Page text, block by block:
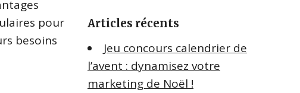
pour
besoins
r
h
e
r
Articles récents
Jeu concours calendrier de
l’avent : dynamisez votre
marketing de Noël !